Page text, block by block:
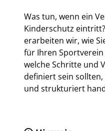
Was tun, wenn ein
Kinderschutz
erarbeiten wir, wie
für Ihren
welche Schritte und
definiert sein
und strukturiert